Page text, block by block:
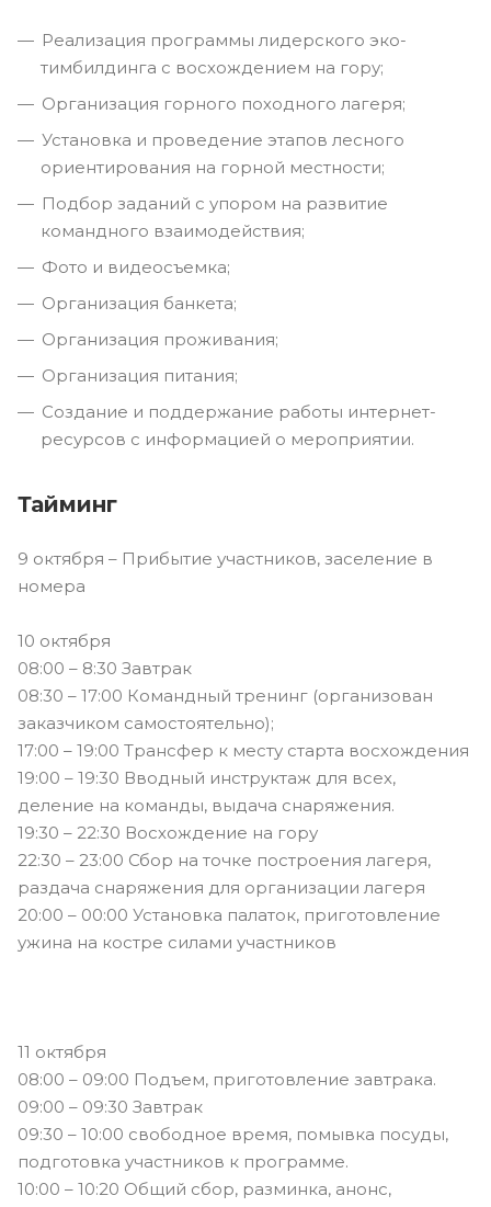
Реализация программы лидерского эко-
тимбилдинга с восхождением на гору;
Организация горного походного лагеря;
Установка и проведение этапов лесного
ориентирования на горной местности;
Подбор заданий с упором на развитие
командного взаимодействия;
Фото и видеосъемка;
Организация банкета;
Организация проживания;
Организация питания;
Создание и поддержание работы интернет-
ресурсов с информацией о мероприятии.
Тайминг
9 октября – Прибытие участников, заселение в
номера
10 октября
08:00 – 8:30 Завтрак
08:30 – 17:00 Командный тренинг (организован
заказчиком самостоятельно);
17:00 – 19:00 Трансфер к месту старта восхождения
19:00 – 19:30 Вводный инструктаж для всех,
деление на команды, выдача снаряжения.
19:30 – 22:30 Восхождение на гору
22:30 – 23:00 Сбор на точке построения лагеря,
раздача снаряжения для организации лагеря
20:00 – 00:00 Установка палаток, приготовление
ужина на костре силами участников
11 октября
08:00 – 09:00 Подъем, приготовление завтрака.
09:00 – 09:30 Завтрак
09:30 – 10:00 свободное время, помывка посуды,
подготовка участников к программе.
10:00 – 10:20 Общий сбор, разминка, анонс,